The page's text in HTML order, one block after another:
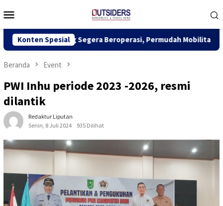
ke
Mobile
Konten Spesial
Segera Beroperasi, Permudah Mobilitas dan Dongkrak
Beranda Event
PWI Inhu periode 2023 -2026, resmi
dilantik
Redaktur Liputan
Senin, 8 Juli 2024
935 Dilihat